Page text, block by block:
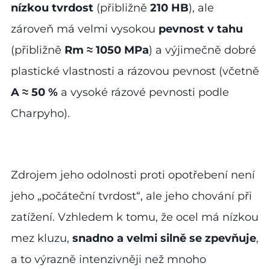
nízkou tvrdost (přibližně 210 HB), ale
zároveň má velmi vysokou pevnost v tahu
(přibližně Rm ≈ 1050 MPa) a výjimečně dobré
plastické vlastnosti a rázovou pevnost (včetně
A ≈ 50 % a vysoké rázové pevnosti podle
Charpyho).
Zdrojem jeho odolnosti proti opotřebení není
jeho „počáteční tvrdost“, ale jeho chování při
zatížení. Vzhledem k tomu, že ocel má nízkou
mez kluzu, snadno a velmi silně se zpevňuje,
a to výrazně intenzivněji než mnoho